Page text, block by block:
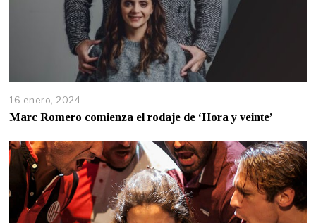
16 enero, 2024
Marc Romero comienza el rodaje de ‘Hora y veinte’